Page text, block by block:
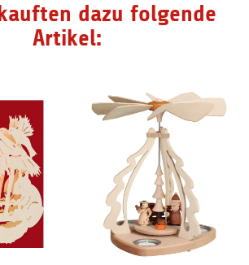
dazu folgende
Artikel: